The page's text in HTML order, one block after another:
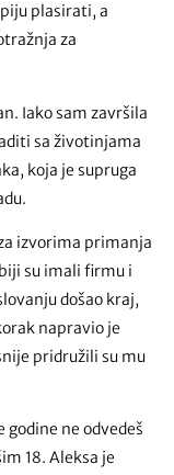
plasirati, a
za
Iako sam završila
sa životinjama
koja je supruga
izvorima primanja
su imali firmu i
došao kraj,
napravio je
pridružili su mu
godine ne odvedeš
18. Aleksa je